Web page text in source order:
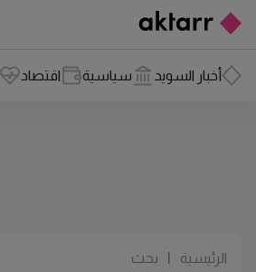
أخبار السويد سياسية اقتصاد
الرئيسية بحث